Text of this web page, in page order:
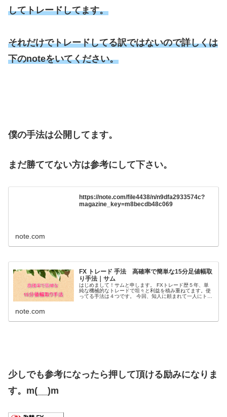
してトレードしてます。
それだけでトレードしてる訳ではないので詳しくは
下のnoteをいてください。
僕の手法は公開してます。
まだ勝ててない方は参考にして下さい。
https://note.com/file4438/n/n9dfa2933574c?
magazine_key=m8becdb48c069
note.com
FX トレード 手法 高確率で簡単な15分足値幅取
り手法｜サム
はじめまして！サムと申します。 FXトレード歴５年、単
純な機械的なトレードで坦々と利益を積み重ねてます。使
ってる手法は４つです。 今回、知人に頼まれて一人にトレ
note.com
少しでも参考になったら押して頂ける励みになりま
す。m(__)m